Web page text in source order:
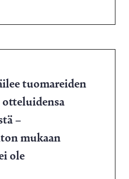
tuomareiden
–
mukaan
ole